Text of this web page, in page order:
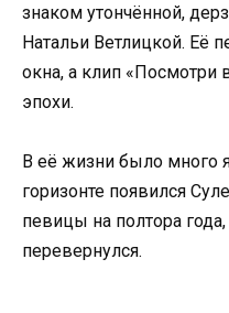
знаком утончённой,
Натальи Ветлицкой. Её
окна, а клип «Посмотри
эпохи.
В её жизни было много
горизонте появился
певицы на полтора
перевернулся.